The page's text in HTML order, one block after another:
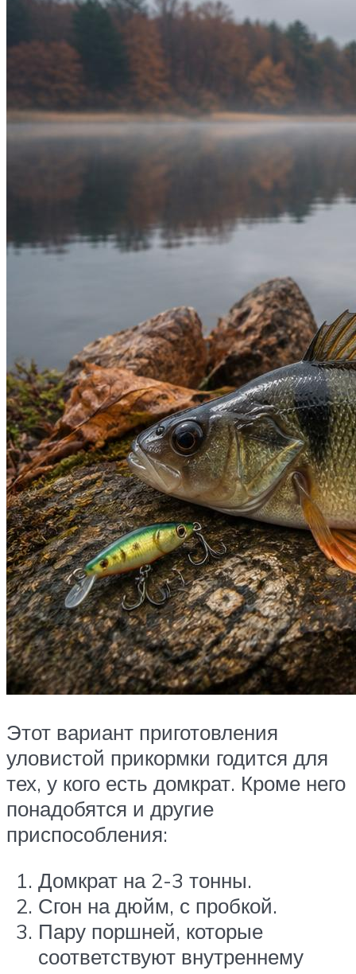
Этот вариант приготовления
уловистой прикормки годится для
тех, у кого есть домкрат. Кроме него
понадобятся и другие
приспособления:
Домкрат на 2-3 тонны.
Сгон на дюйм, с пробкой.
Пару поршней, которые
соответствуют внутреннему